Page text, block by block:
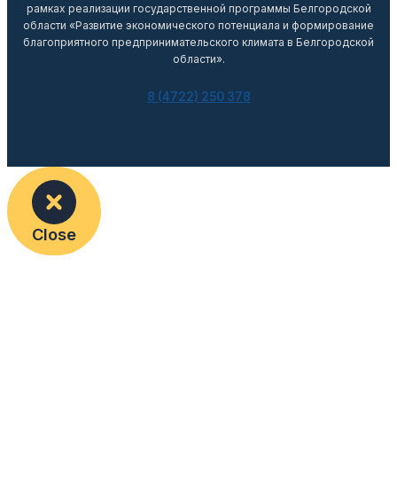
рамках реализации государственной программы Белгородской
области «Развитие экономического потенциала и формирование
благоприятного предпринимательского климата в Белгородской
области».
8 (4722) 250 378
Close